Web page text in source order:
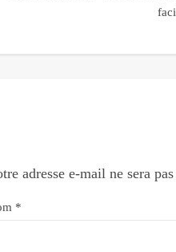
adresse e-mail ne sera
*